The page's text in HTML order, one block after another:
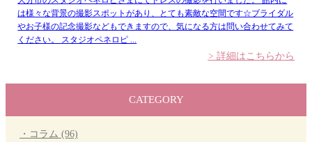
は様々な背景の撮影スポットがあり、とても素敵な空間です☆ブライダル
やお子様の記念撮影などもできますので、気になる方は問い合わせてみて
ください。 スタジオペネロピ ...
> 詳細はこちらから
CATEGORY
・コラム (96)